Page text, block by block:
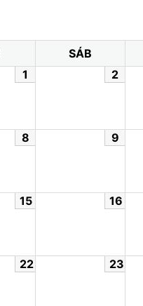
SÁB
1 2
8 9
15 16
22 23